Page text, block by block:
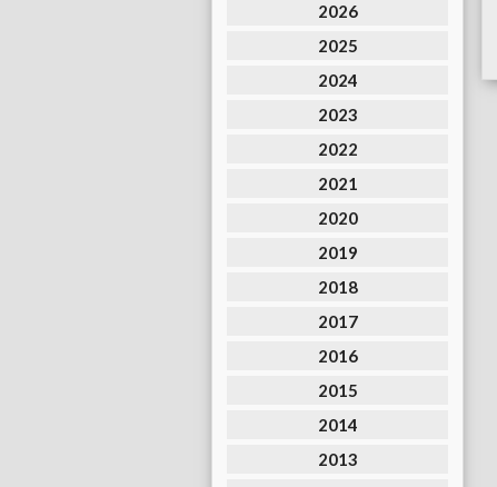
2026
2025
2024
2023
2022
2021
2020
2019
2018
2017
2016
2015
2014
2013